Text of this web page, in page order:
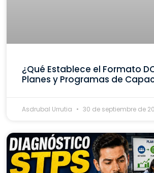
¿Qué Establece el Formato
Planes y Programas de
Asdrubal Urrutia 30 de septiembre de